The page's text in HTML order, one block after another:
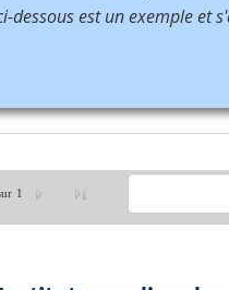
dessous est un exemple
1